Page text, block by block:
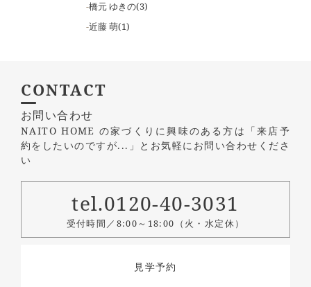
橋元 ゆきの(3)
近藤 萌(1)
CONTACT
お問い合わせ
NAITO HOME の家づくりに興味のある方は 「来店予
約をしたいのですが...」とお気軽にお問い合わせくださ
い
tel.0120-40-3031
受付時間／8:00～18:00（火・水定休）
見学予約